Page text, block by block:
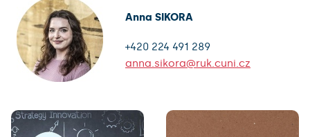
Anna SIKORA
+420 224 491 289
anna.sikora@ruk.cuni.cz